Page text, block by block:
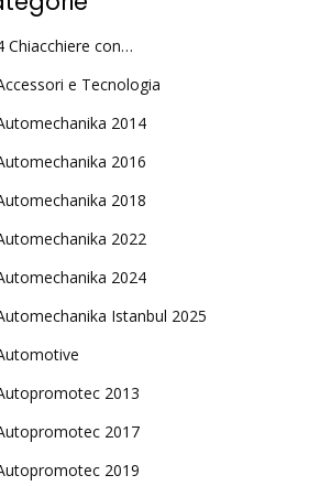
Chiacchiere con…
e Tecnologia
2014
2016
2018
2022
2024
Istanbul 2025
2013
2017
2019